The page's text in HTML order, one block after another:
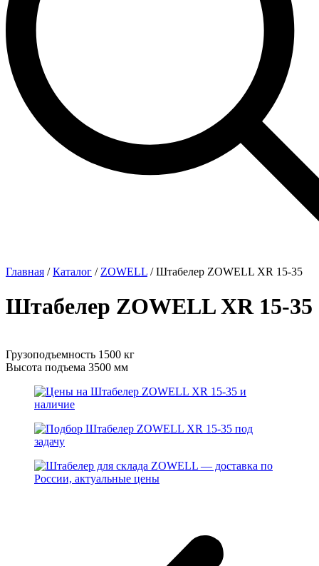
Главная /Каталог / ZOWELL /Штабелер ZOWELL XR 15-35
Штабелер ZOWELL XR 15-35
Грузоподъемность 1500 кг
Высота подъема 3500 мм